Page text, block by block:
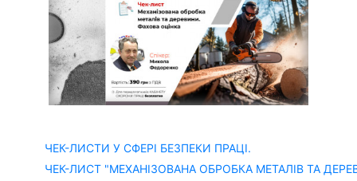
ЧЕК-ЛИСТИ У СФЕРІ БЕЗПЕКИ ПРАЦІ.
ЧЕК-ЛИСТ "МЕХАНІЗОВАНА ОБРОБКА МЕТАЛІВ ТА